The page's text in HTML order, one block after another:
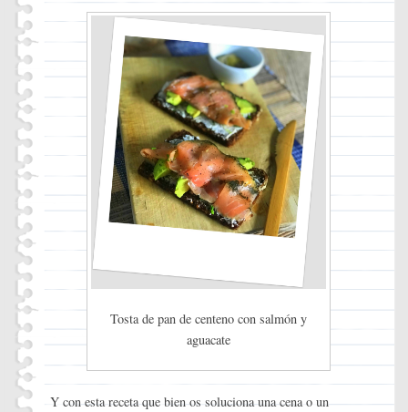
Tosta de pan de centeno con salmón y
aguacate
Y con esta receta que bien os soluciona una cena o un